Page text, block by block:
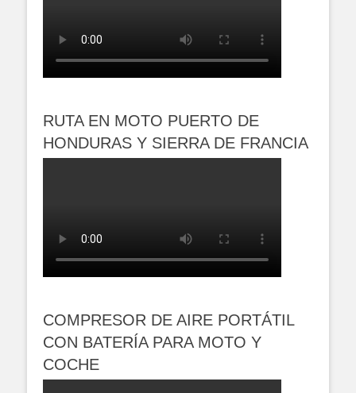
RUTA EN MOTO PUERTO DE
HONDURAS Y SIERRA DE FRANCIA
COMPRESOR DE AIRE PORTÁTIL
CON BATERÍA PARA MOTO Y
COCHE